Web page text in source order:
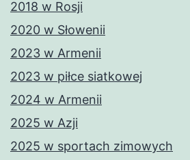
2018 w Rosji
2020 w Słowenii
2023 w Armenii
2023 w piłce siatkowej
2024 w Armenii
2025 w Azji
2025 w sportach zimowych